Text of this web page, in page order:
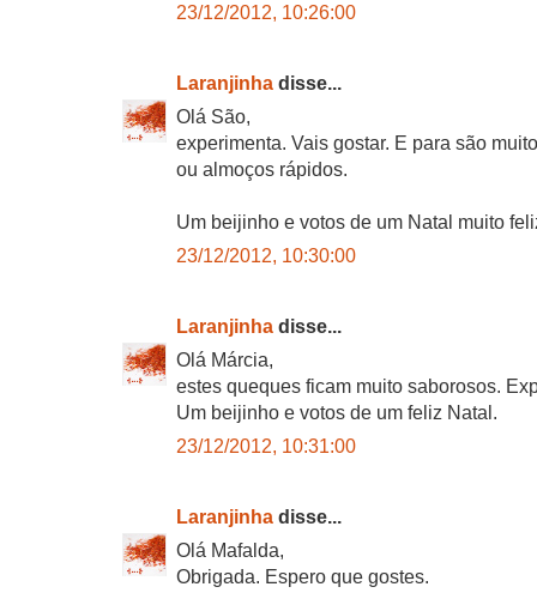
23/12/2012, 10:26:00
Laranjinha disse...
Olá São,
experimenta. Vais gostar. E para são
ou almoços rápidos.
Um beijinho e votos de um Natal muito
23/12/2012, 10:30:00
Laranjinha disse...
Olá Márcia,
estes queques ficam muito saborosos.
Um beijinho e votos de um feliz Natal.
23/12/2012, 10:31:00
Laranjinha disse...
Olá Mafalda,
Obrigada. Espero que gostes.